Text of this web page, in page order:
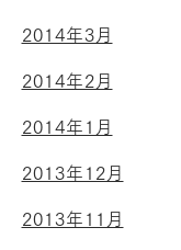
2014年3月
2014年2月
2014年1月
2013年12月
2013年11月